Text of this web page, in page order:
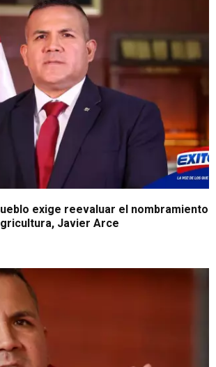
exige reevaluar el nombramiento
Javier Arce